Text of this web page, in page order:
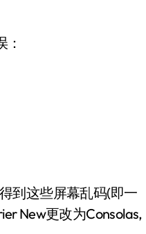
到这些屏幕乱码(即一
New更改为Consolas,